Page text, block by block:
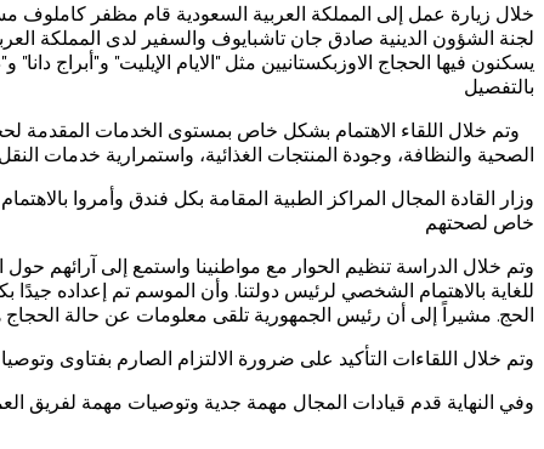
خلال زيارة عمل إلى المملكة العربية السعودية قام مظفر كاملوف
لجنة الشؤون الدينية صادق جان تاشبايوف والسفير لدى المملكة
يسكنون فيها الحجاج الاوزبكستانيين مثل "الايام الإيليت" و"أبراج
بالتفصيل
وتم خلال اللقاء الاهتمام بشكل خاص بمستوى الخدمات المقدمة
الصحية والنظافة، وجودة المنتجات الغذائية، واستمرارية خدمات
وزار القادة المجال المراكز الطبية المقامة بكل فندق وأمروا
خاص لصحتهم
وتم خلال الدراسة تنظيم الحوار مع مواطنينا واستمع إلى آرائهم
للغاية بالاهتمام الشخصي لرئيس دولتنا. وأن الموسم تم إعداده
الحج. مشيراً إلى أن رئيس الجمهورية تلقى معلومات عن حالة الحجاج
وتم خلال اللقاءات التأكيد على ضرورة الالتزام الصارم بفتاوى
وفي النهاية قدم قيادات المجال مهمة جدية وتوصيات مهمة لفريق